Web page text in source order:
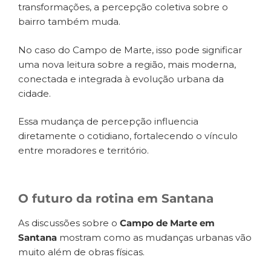
transformações, a percepção coletiva sobre o
bairro também muda.
No caso do Campo de Marte, isso pode significar
uma nova leitura sobre a região, mais moderna,
conectada e integrada à evolução urbana da
cidade.
Essa mudança de percepção influencia
diretamente o cotidiano, fortalecendo o vínculo
entre moradores e território.
O futuro da rotina em Santana
As discussões sobre o Campo de Marte em
Santana mostram como as mudanças urbanas vão
muito além de obras físicas.